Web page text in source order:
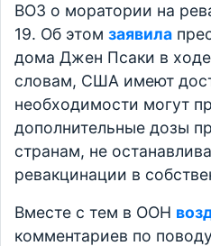
ВОЗ о моратории на
19. Об этом заявила
дома Джен Псаки в
словам, США имеют
необходимости могут
дополнительные дозы
странам, не
ревакцинации в
Вместе с тем в ООН
комментариев по